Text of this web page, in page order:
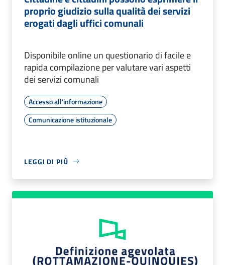
proprio giudizio sulla qualità dei servizi
erogati dagli uffici comunali
Disponibile online un questionario di facile e
rapida compilazione per valutare vari aspetti
dei servizi comunali
Accesso all'informazione
Comunicazione istituzionale
LEGGI DI PIÙ